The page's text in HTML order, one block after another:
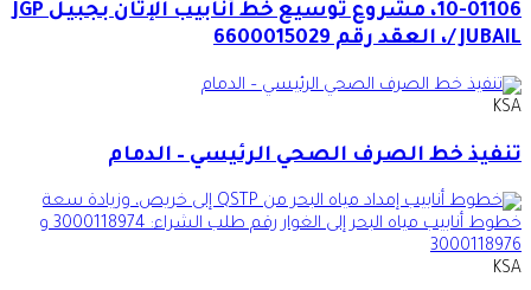
10-01106، مشروع توسيع خط أنابيب الإثان بجبيل JGP
/ JUBAIL، العقد رقم 6600015029
KSA
تنفيذ خط الصرف الصحي الرئيسي – الدمام
KSA